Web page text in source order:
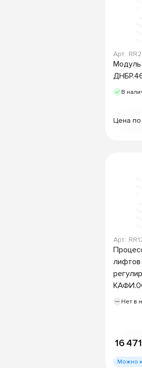
Арт.:
Модуль
В
Цена по
Арт.:
лифтов
Нет в
16
Можно